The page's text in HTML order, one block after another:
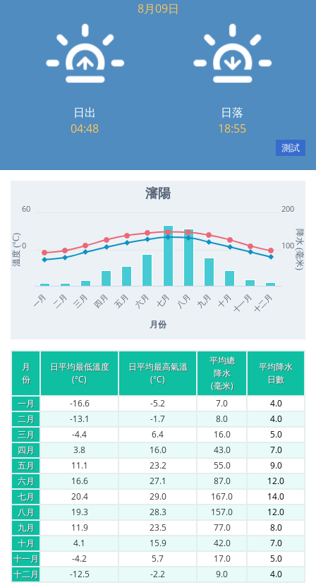
8月09日
日出
04:48
日落
18:55
測試
月份
溫度 (°C) 降水 (毫米)
瀋陽
一月 二月 三月 四月 五月 六月 七月 八月 九月 十月十一月十二月
0
60
100
200
月
份
日平均最低溫度
(°C)
日平均最高氣溫
(°C)
平均總
降水
(毫米)
平均降水
日數
一月
-16.6 -5.2 7.0
4.0
二月
-13.1 -1.7 8.0
4.0
三月
-4.4 6.4 16.0
5.0
四月
3.8 16.0 43.0
7.0
五月
11.1 23.2 55.0
9.0
六月
16.6 27.1 87.0
12.0
七月
20.4 29.0 167.0
14.0
八月
19.3 28.3 157.0
12.0
九月
11.9 23.5 77.0
8.0
十月
4.1 15.9 42.0
7.0
十一月
-4.2 5.7 17.0
5.0
十二月
-12.5 -2.2 9.0
4.0